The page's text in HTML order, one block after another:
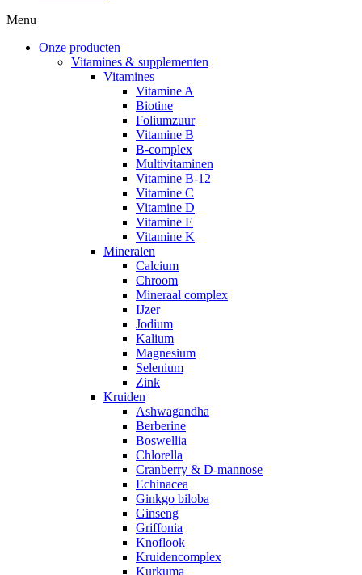
Menu
Onze producten
Vitamines & supplementen
Vitamines
Vitamine A
Biotine
Foliumzuur
Vitamine B
B-complex
Multivitaminen
Vitamine B-12
Vitamine C
Vitamine D
Vitamine E
Vitamine K
Mineralen
Calcium
Chroom
Mineraal complex
IJzer
Jodium
Kalium
Magnesium
Selenium
Zink
Kruiden
Ashwagandha
Berberine
Boswellia
Chlorella
Cranberry & D-mannose
Echinacea
Ginkgo biloba
Ginseng
Griffonia
Knoflook
Kruidencomplex
Kurkuma